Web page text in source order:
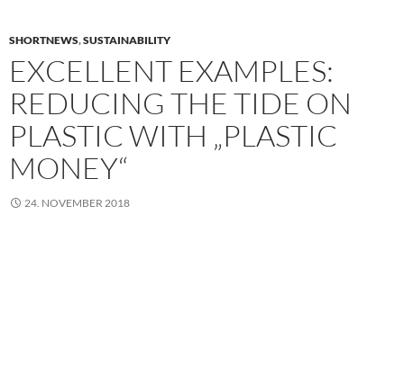
SHORTNEWS,SUSTAINABILITY
EXCELLENT EXAMPLES:
REDUCING THE TIDE ON
PLASTIC WITH „PLASTIC
MONEY“
24. NOVEMBER 2018